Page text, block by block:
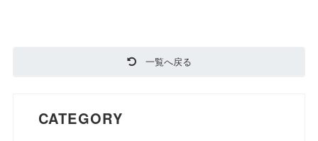
一覧へ戻る
CATEGORY